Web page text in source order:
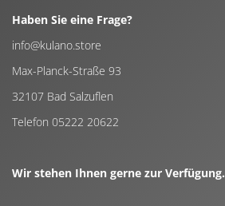
Haben Sie eine Frage?
info@kulano.store
Max-Planck-Straße 93
32107 Bad Salzuflen
Telefon 05222 20622
Wir stehen Ihnen gerne zur Verfügung.